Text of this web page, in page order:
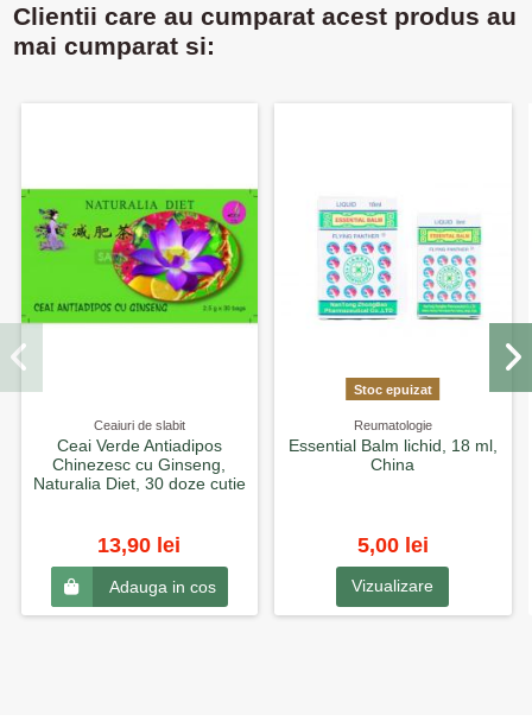
Clientii care au cumparat acest produs au
mai cumparat si:
Ceaiuri de slabit
Ceai Verde Antiadipos
Chinezesc cu Ginseng,
Naturalia Diet, 30 doze cutie
13,90 lei
Adauga in cos
Stoc epuizat
Reumatologie
Essential Balm lichid, 18 ml,
China
5,00 lei
Vizualizare